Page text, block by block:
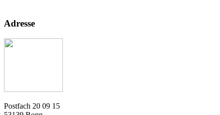
Adresse
Postfach 20 09 15